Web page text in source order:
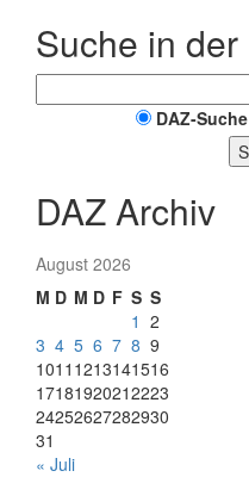
Suche in der
DAZ-Suche
DAZ Archiv
August 2026
M D M D F S S
1 2
3 4 5 6 7 8 9
1011 1213141516
17181920212223
24252627282930
31
« Juli